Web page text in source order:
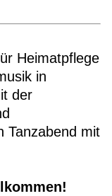
Heimatpflege
in
der
Tanzabend mit